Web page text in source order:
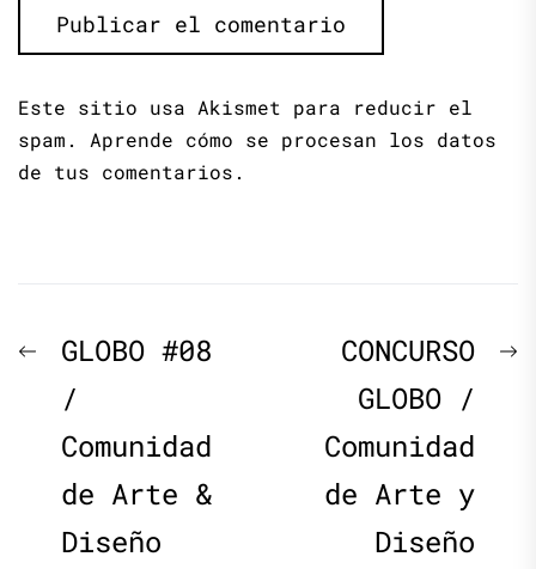
Este sitio usa Akismet para reducir el
spam. Aprende cómo se procesan los datos
de tus comentarios.
Navegación
de
entradas
Previous
post:
GLOBO #08
/
Comunidad
de Arte &
Diseño
CONCURSO
GLOBO /
Comunidad
de Arte y
Diseño